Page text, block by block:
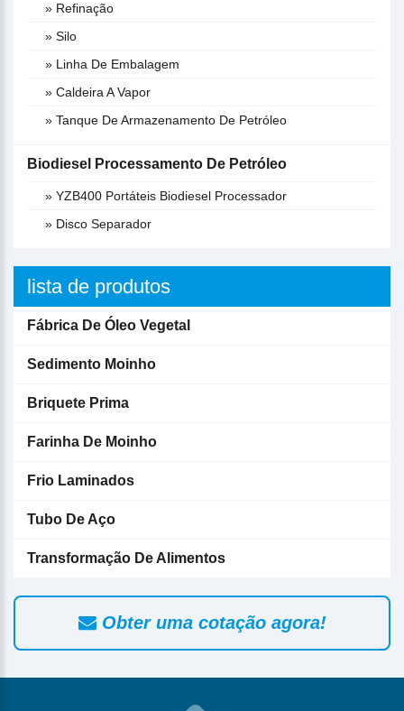
» Refinação
» Silo
» Linha De Embalagem
» Caldeira A Vapor
» Tanque De Armazenamento De Petróleo
Biodiesel Processamento De Petróleo
» YZB400 Portáteis Biodiesel Processador
» Disco Separador
lista de produtos
Fábrica De Óleo Vegetal
Sedimento Moinho
Briquete Prima
Farinha De Moinho
Frio Laminados
Tubo De Aço
Transformação De Alimentos
Obter uma cotação agora!